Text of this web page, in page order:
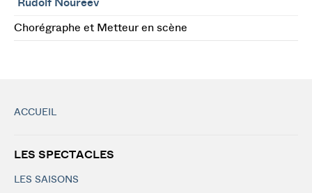
Rudolf Noureev
Chorégraphe et Metteur en scène
ACCUEIL
LES SPECTACLES
LES SAISONS